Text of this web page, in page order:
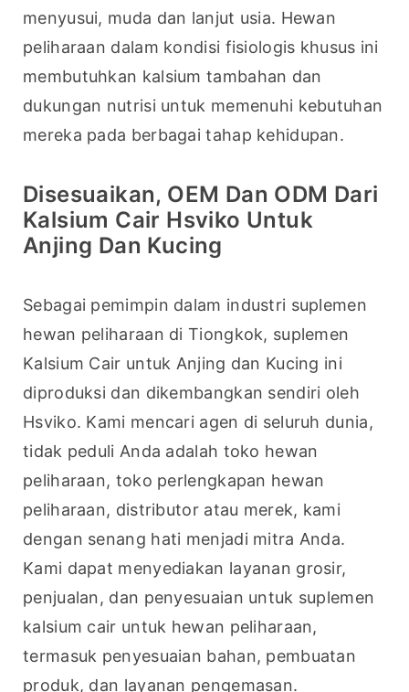
menyusui, muda dan lanjut usia. Hewan
peliharaan dalam kondisi fisiologis khusus ini
membutuhkan kalsium tambahan dan
dukungan nutrisi untuk memenuhi kebutuhan
mereka pada berbagai tahap kehidupan.
Disesuaikan, OEM Dan ODM Dari
Kalsium Cair Hsviko Untuk
Anjing Dan Kucing
Sebagai pemimpin dalam industri suplemen
hewan peliharaan di Tiongkok, suplemen
Kalsium Cair untuk Anjing dan Kucing ini
diproduksi dan dikembangkan sendiri oleh
Hsviko. Kami mencari agen di seluruh dunia,
tidak peduli Anda adalah toko hewan
peliharaan, toko perlengkapan hewan
peliharaan, distributor atau merek, kami
dengan senang hati menjadi mitra Anda.
Kami dapat menyediakan layanan grosir,
penjualan, dan penyesuaian untuk suplemen
kalsium cair untuk hewan peliharaan,
termasuk penyesuaian bahan, pembuatan
produk, dan layanan pengemasan.